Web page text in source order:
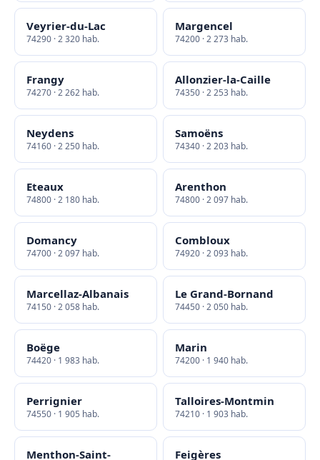
Veyrier-du-Lac
74290 · 2 320 hab.
Margencel
74200 · 2 273 hab.
Frangy
74270 · 2 262 hab.
Allonzier-la-Caille
74350 · 2 253 hab.
Neydens
74160 · 2 250 hab.
Samoëns
74340 · 2 203 hab.
Eteaux
74800 · 2 180 hab.
Arenthon
74800 · 2 097 hab.
Domancy
74700 · 2 097 hab.
Combloux
74920 · 2 093 hab.
Marcellaz-Albanais
74150 · 2 058 hab.
Le Grand-Bornand
74450 · 2 050 hab.
Boëge
74420 · 1 983 hab.
Marin
74200 · 1 940 hab.
Perrignier
74550 · 1 905 hab.
Talloires-Montmin
74210 · 1 903 hab.
Menthon-Saint-
Feigères